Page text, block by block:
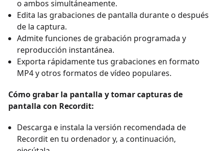
o ambos simultáneamente.
Edita las grabaciones de pantalla durante o después
de la captura.
Admite funciones de grabación programada y
reproducción instantánea.
Exporta rápidamente tus grabaciones en formato
MP4 y otros formatos de vídeo populares.
Cómo grabar la pantalla y tomar capturas de
pantalla con Recordit:
Descarga e instala la versión recomendada de
Recordit en tu ordenador y, a continuación,